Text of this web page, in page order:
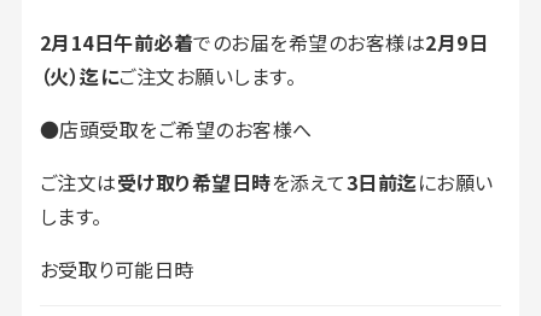
2月14日午前必着でのお届を希望のお客様は2月9日
（火）迄にご注文お願いします。
●店頭受取をご希望のお客様へ
ご注文は受け取り希望日時を添えて3日前迄にお願い
します。
お受取り可能日時